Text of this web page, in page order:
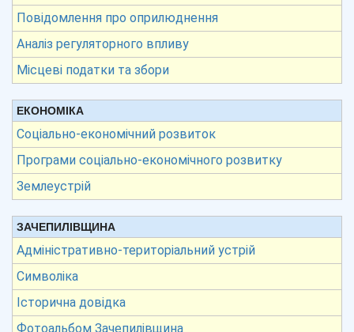
Повідомлення про оприлюднення
Аналіз регуляторного впливу
Місцеві податки та збори
ЕКОНОМІКА
Соціально-економічний розвиток
Програми соціально-економічного розвитку
Землеустрій
ЗАЧЕПИЛІВЩИНА
Адміністративно-територіальний устрій
Символіка
Історична довідка
Фотоальбом Зачепилівщина